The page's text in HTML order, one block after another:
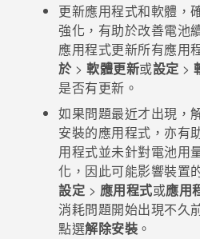
VIVELAND更新應用程式和軟體，
強化，有助於改善電池
應用程式更新所有應用
於 > 軟體更新或設定 >
是否有更新。
如果問題最近才出現，
安裝的應用程式，亦有
用程式並未針對電池用
化，因此可能影響裝置
設定 > 應用程式或應用
消耗問題開始出現不久
點選解除安裝 。